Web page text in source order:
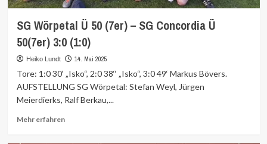
SG Wörpetal Ü 50 (7er) – SG Concordia Ü
50(7er) 3:0 (1:0)
Heiko Lundt 14. Mai 2025
Tore: 1:0 30‘ „Isko“, 2:0 38‘‘ „Isko“, 3:0 49‘ Markus Bövers.
AUFSTELLUNG SG Wörpetal: Stefan Weyl, Jürgen
Meierdierks, Ralf Berkau,...
Mehr erfahrenMehr